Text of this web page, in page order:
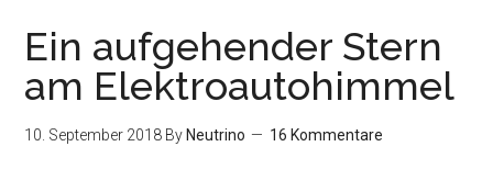
Kohlendioxid
zu
Graphen
und
Ein aufgehender Stern
am Elektroautohimmel
10. September 2018 ByNeutrino 16 Kommentare